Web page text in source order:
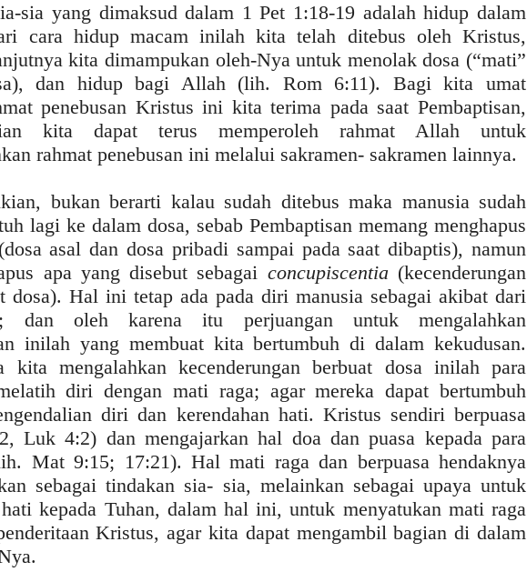
sia yang dimaksud dalam 1 Pet 1:18-19 adalah hidup dalam
cara hidup macam inilah kita telah ditebus oleh Kristus,
kita dimampukan oleh-Nya untuk menolak dosa (“mati”
dan hidup bagi Allah (lih. Rom 6:11). Bagi kita umat
penebusan Kristus ini kita terima pada saat Pembaptisan,
kita dapat terus memperoleh rahmat Allah untuk
rahmat penebusan ini melalui sakramen- sakramen lainnya.
bukan berarti kalau sudah ditebus maka manusia sudah
lagi ke dalam dosa, sebab Pembaptisan memang menghapus
asal dan dosa pribadi sampai pada saat dibaptis), namun
apa yang disebut sebagai concupiscentia (kecenderungan
dosa). Hal ini tetap ada pada diri manusia sebagai akibat dari
dan oleh karena itu perjuangan untuk mengalahkan
inilah yang membuat kita bertumbuh di dalam kekudusan.
kita mengalahkan kecenderungan berbuat dosa inilah para
diri dengan mati raga; agar mereka dapat bertumbuh
diri dan kerendahan hati. Kristus sendiri berpuasa
Luk 4:2) dan mengajarkan hal doa dan puasa kepada para
Mat 9:15; 17:21). Hal mati raga dan berpuasa hendaknya
sebagai tindakan sia- sia, melainkan sebagai upaya untuk
kepada Tuhan, dalam hal ini, untuk menyatukan mati raga
Kristus, agar kita dapat mengambil bagian di dalam